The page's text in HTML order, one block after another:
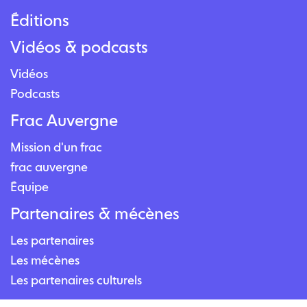
Éditions
Vidéos & podcasts
Vidéos
Podcasts
Frac Auvergne
Mission d'un frac
frac auvergne
Équipe
Partenaires & mécènes
Les partenaires
Les mécènes
Les partenaires culturels